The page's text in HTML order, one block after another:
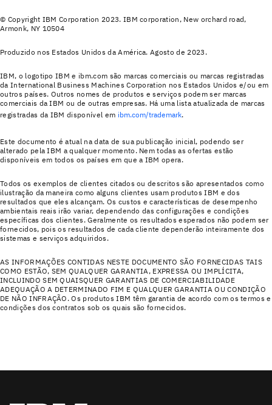
© Copyright IBM Corporation 2023. IBM corporation, New orchard road,
Armonk, NY 10504
Produzido nos Estados Unidos da América. Agosto de 2023.
IBM, o logotipo IBM e ibm.com são marcas comerciais ou marcas registradas
da International Business Machines Corporation nos Estados Unidos e/ou em
outros países. Outros nomes de produtos e serviços podem ser marcas
comerciais da IBM ou de outras empresas. Há uma lista atualizada de marcas
registradas da IBM disponível em ibm.com/trademark.
Este documento é atual na data de sua publicação inicial, podendo ser
alterado pela IBM a qualquer momento. Nem todas as ofertas estão
disponíveis em todos os países em que a IBM opera.
Todos os exemplos de clientes citados ou descritos são apresentados como
ilustração da maneira como alguns clientes usam produtos IBM e dos
resultados que eles alcançam. Os custos e características de desempenho
ambientais reais irão variar, dependendo das configurações e condições
específicas dos clientes. Geralmente os resultados esperados não podem ser
fornecidos, pois os resultados de cada cliente dependerão inteiramente dos
sistemas e serviços adquiridos.
AS INFORMAÇÕES CONTIDAS NESTE DOCUMENTO SÃO FORNECIDAS TAIS
COMO ESTÃO, SEM QUALQUER GARANTIA, EXPRESSA OU IMPLÍCITA,
INCLUINDO SEM QUAISQUER GARANTIAS DE COMERCIABILIDADE
ADEQUAÇÃO A DETERMINADO FIM E QUALQUER GARANTIA OU CONDIÇÃO
DE NÃO INFRAÇÃO. Os produtos IBM têm garantia de acordo com os termos e
condições dos contratos sob os quais são fornecidos.